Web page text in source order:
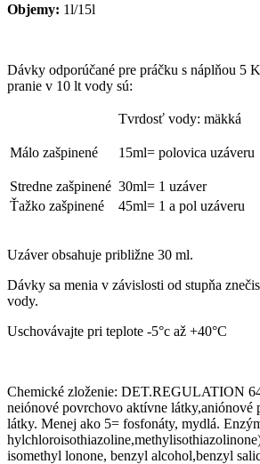
Objemy: 1l/15l
Dávky odporúčané pre práčku s náplňou 5
pranie v 10 lt vody sú:
Tvrdosť vody: mäkká
Málo zašpinené 15ml= polovica uzáveru
Stredne zašpinené 30ml= 1 uzáver
Ťažko zašpinené
45ml= 1 a pol uzáveru
Uzáver obsahuje približne 30 ml.
Dávky sa menia v závislosti od stupňa
vody.
Uschovávajte pri teplote -5°c až +40°C
Chemické zloženie: DET.REGULATION
neiónové povrchovo aktívne látky,aniónové
látky. Menej ako 5= fosfonáty, mydlá.
isomethyl lonone, benzyl alcohol,benzyl